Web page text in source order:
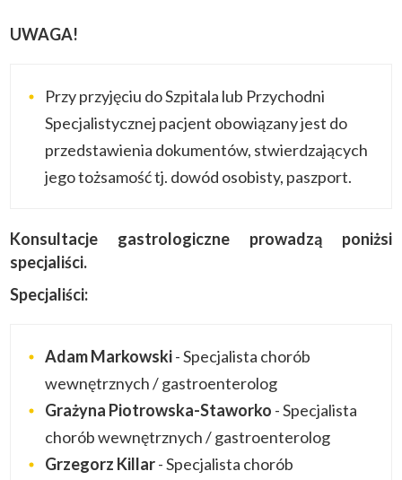
UWAGA!
Przy przyjęciu do Szpitala lub Przychodni
Specjalistycznej pacjent obowiązany jest do
przedstawienia dokumentów, stwierdzających
jego tożsamość tj. dowód osobisty, paszport.
Konsultacje gastrologiczne prowadzą poniżsi
specjaliści.
Specjaliści:
Adam Markowski- Specjalista chorób
wewnętrznych / gastroenterolog
Grażyna Piotrowska-Staworko - Specjalista
chorób wewnętrznych / gastroenterolog
Grzegorz Killar- Specjalista chorób